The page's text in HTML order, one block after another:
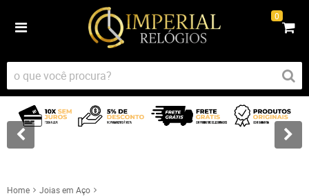
0
Home
Joias em Aço